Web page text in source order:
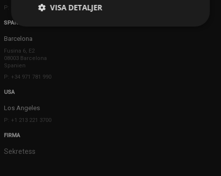
P: +45 3698 8480
SPANIEN
Barcelona
Fusina 6, E2
08003 Barcelona
Spanien
P: +34 971 781 990
USA
Los Angeles
P: +1 213 221 3700
FIRMA
Sekretess
VISA DETALJER